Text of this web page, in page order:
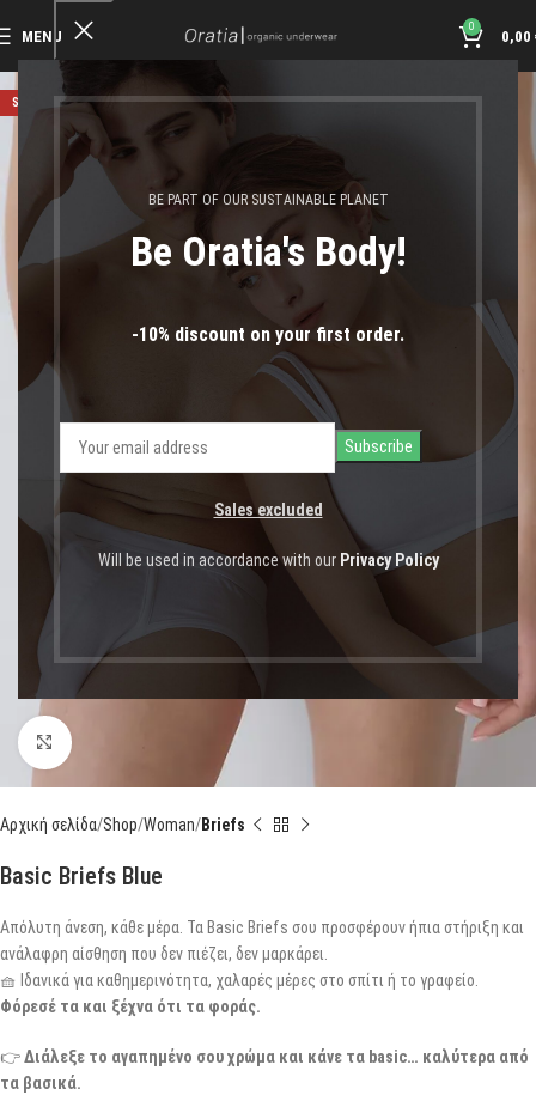
BE PART OF OUR SUSTAINABLE PLANET
Be Oratia's Body!
-10% discount on your first order.
Sales excluded
Will be used in accordance with our Privacy Policy
MENU
0
0,00
SOLD OUT
Click to enlarge
Αρχική σελίδα Shop Woman Briefs
Basic Briefs Blue
Απόλυτη άνεση, κάθε μέρα. Τα Basic Briefs σου προσφέρουν ήπια στήριξη και
ανάλαφρη αίσθηση που δεν πιέζει, δεν μαρκάρει.
🧺 Ιδανικά για καθημερινότητα, χαλαρές μέρες στο σπίτι ή το γραφείο.
Φόρεσέ τα και ξέχνα ότι τα φοράς.
👉Διάλεξε το αγαπημένο σου χρώμα και κάνε τα basic… καλύτερα από
τα βασικά.